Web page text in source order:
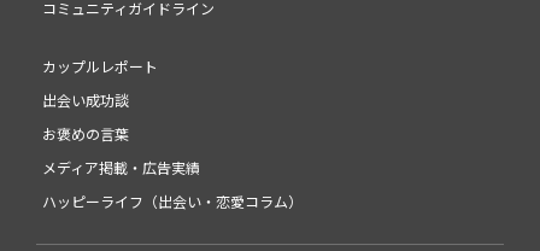
コミュニティガイドライン
カップルレポート
出会い成功談
お褒めの言葉
メディア掲載・広告実績
ハッピーライフ（出会い・恋愛コラム）